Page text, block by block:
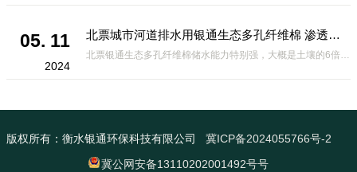
05. 11
2024
北票城市河道排水用银通生态多孔纤维棉 渗透性好重量轻
北票银通生态多孔纤维棉储水能力特别强，大概是土壤的6倍，所以在下暴雨或者是严重的雨雪天气时，能将降水量很好的吸收掉，到了天气晴朗之后又会将这些水分蒸发到空气中。这种材料在绿化环保上能起到很大的作用，能够大
版权所有：衡水银通环保科技有限公司
冀ICP备2024055766号-2
冀公网安备13110202001492号号